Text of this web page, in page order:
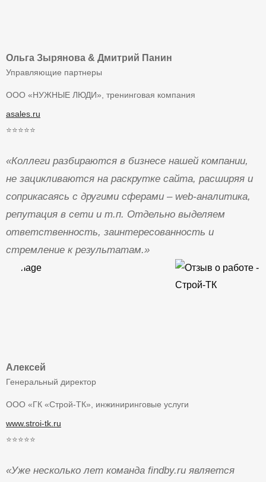
Ольга Зырянова & Дмитрий Панин
Управляющие партнеры
ООО «НУЖНЫЕ ЛЮДИ», тренинговая компания
asales.ru
⭐⭐⭐⭐⭐
«Коллеги разбираются в бизнесе нашей компании,
не зацикливаются на раскрутке сайта, расширяя и
соприкасаясь с другими сферами – web-аналитика,
репутация в сети и т.п. Отдельно выделяем
ответственность, заинтересованность и
стремление к результатам.»
Алексей
Генеральный директор
ООО «ГК «Строй-ТК», инжиниринговые услуги
www.stroi-tk.ru
⭐⭐⭐⭐⭐
«Уже несколько лет команда findby.ru является